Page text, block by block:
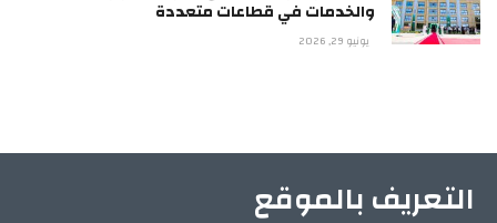
والخدمات في قطاعات متعددة
يونيو 29, 2026
التعريف بالموقع